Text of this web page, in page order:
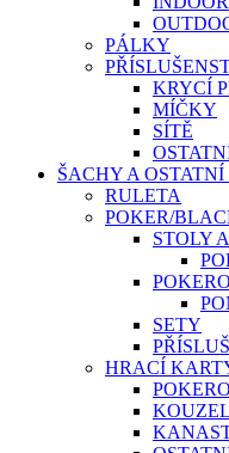
PÁLKY
KRYCÍ
MÍČKY
SÍTĚ
ŠACHY A OSTATNÍ
RULETA
POKER/
STOLY
SETY
HRACÍ